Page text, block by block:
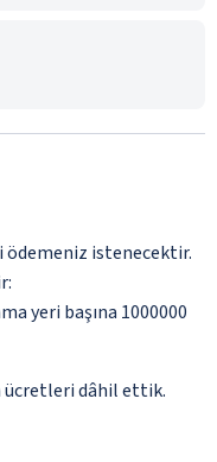
ödemeniz istenecektir.
yeri başına 1000000
ücretleri dâhil ettik.